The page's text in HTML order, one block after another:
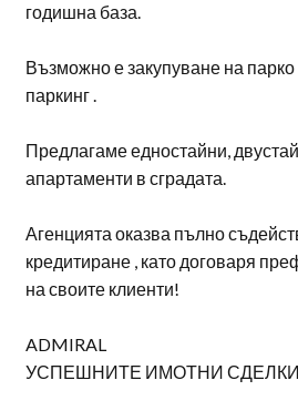
годишна база.
Възможно е закупуване на
паркинг .
Предлагаме едностайни,
апартаменти в сградата.
Агенцията оказва пълно
кредитиране , като договаря
на своите клиенти!
ADMIRAL
УСПЕШНИТЕ ИМОТНИ СДЕЛКИ